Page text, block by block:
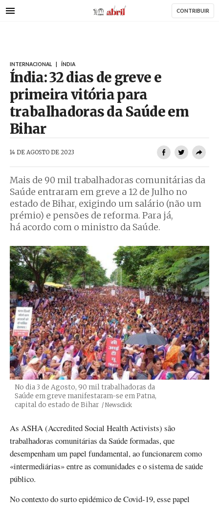
para
AbrilAbril CONTRIBUIR
INTERNACIONAL ÍNDIA
Índia: 32 dias de greve e
primeira vitória para
trabalhadoras da Saúde em
Bihar
14 DE AGOSTO DE 2023
Mais de 90 mil trabalhadoras comunitárias da
Saúde entraram em greve a 12 de Julho no
estado de Bihar, exigindo um salário (não um
prémio) e pensões de reforma. Para já,
há acordo com o ministro da Saúde.
No dia 3 de Agosto, 90 mil trabalhadoras da
Saúde em greve manifestaram-se em Patna,
capital do estado de Bihar Créditos
/ Newsclick
As ASHA (Accredited Social Health Activists) são
trabalhadoras comunitárias da Saúde formadas, que
desempenham um papel fundamental, ao funcionarem como
«intermediárias» entre as comunidades e o sistema de saúde
público.
No contexto do surto epidémico de Covid-19, esse papel